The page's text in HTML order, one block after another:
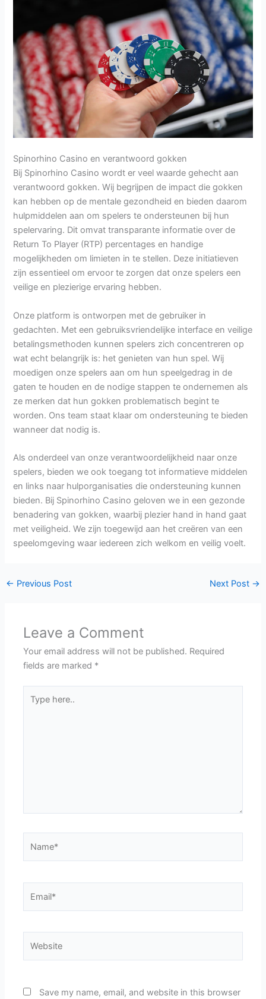
Spinorhino Casino en verantwoord gokken
Bij Spinorhino Casino wordt er veel waarde gehecht aan
verantwoord gokken. Wij begrijpen de impact die gokken
kan hebben op de mentale gezondheid en bieden daarom
hulpmiddelen aan om spelers te ondersteunen bij hun
spelervaring. Dit omvat transparante informatie over de
Return To Player (RTP) percentages en handige
mogelijkheden om limieten in te stellen. Deze initiatieven
zijn essentieel om ervoor te zorgen dat onze spelers een
veilige en plezierige ervaring hebben.
Onze platform is ontworpen met de gebruiker in
gedachten. Met een gebruiksvriendelijke interface en veilige
betalingsmethoden kunnen spelers zich concentreren op
wat echt belangrijk is: het genieten van hun spel. Wij
moedigen onze spelers aan om hun speelgedrag in de
gaten te houden en de nodige stappen te ondernemen als
ze merken dat hun gokken problematisch begint te
worden. Ons team staat klaar om ondersteuning te bieden
wanneer dat nodig is.
Als onderdeel van onze verantwoordelijkheid naar onze
spelers, bieden we ook toegang tot informatieve middelen
en links naar hulporganisaties die ondersteuning kunnen
bieden. Bij Spinorhino Casino geloven we in een gezonde
benadering van gokken, waarbij plezier hand in hand gaat
met veiligheid. We zijn toegewijd aan het creëren van een
speelomgeving waar iedereen zich welkom en veilig voelt.
← Previous Post Next Post →
Leave a Comment
Your email address will not be published. Required
fields are marked *
here..
Save my name, email, and website in this browser